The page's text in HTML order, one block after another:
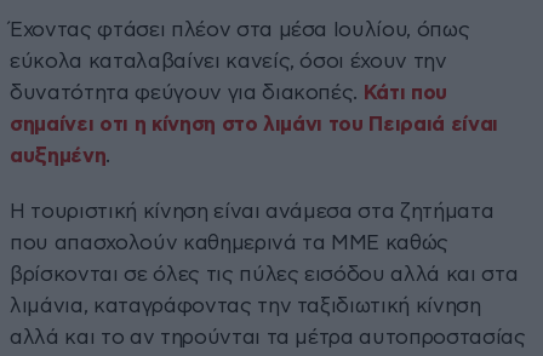
Έχοντας φτάσει πλέον στα μέσα Ιουλίου, όπως
εύκολα καταλαβαίνει κανείς, όσοι έχουν την
δυνατότητα φεύγουν για διακοπές. Κάτι που
σημαίνει οτι η κίνηση στο λιμάνι του Πειραιά είναι
αυξημένη.
Η τουριστική κίνηση είναι ανάμεσα στα ζητήματα
που απασχολούν καθημερινά τα ΜΜΕ καθώς
βρίσκονται σε όλες τις πύλες εισόδου αλλά και στα
λιμάνια, καταγράφοντας την ταξιδιωτική κίνηση
αλλά και το αν τηρούνται τα μέτρα αυτοπροστασίας